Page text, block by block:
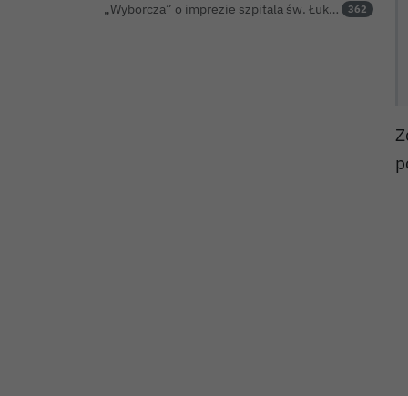
„Wyborcza” o imprezie szpitala św. Łukasza: kontrowersyjna gala dla pracowników 362